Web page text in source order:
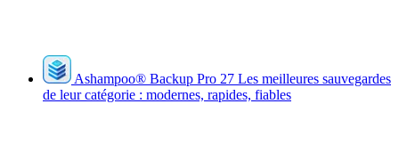
Ashampoo® Backup Pro 27 Les meilleures sauvegardes
de leur catégorie : modernes, rapides, fiables